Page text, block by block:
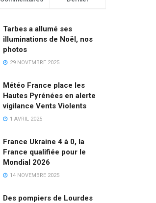
Tarbes a allumé ses
illuminations de Noël, nos
photos
29 NOVEMBRE 2025
Météo France place les
Hautes Pyrénées en alerte
vigilance Vents Violents
1 AVRIL 2025
France Ukraine 4 à 0, la
France qualifiée pour le
Mondial 2026
14 NOVEMBRE 2025
Des pompiers de Lourdes